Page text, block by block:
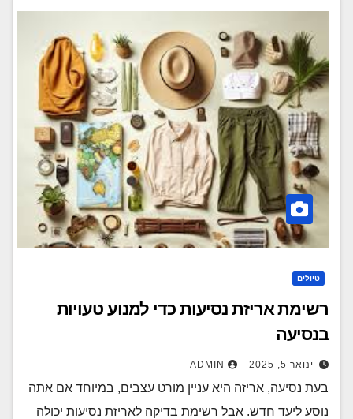
טיולים
רשימת אריזת נסיעות כדי למנוע טעויות
בנסיעה
ינואר 5, 2025 ADMIN
בעת נסיעה, אריזה היא עניין מורט עצבים, במיוחד אם אתה
נוסע ליעד חדש. אבל רשימת בדיקה לאריזת נסיעות יכולה